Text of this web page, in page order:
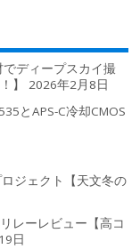
でディープスカイ撮
】
2026年2月8日
とAPS-C冷却CMOS
ジェクト【天文冬の
レーレビュー【高コ
日